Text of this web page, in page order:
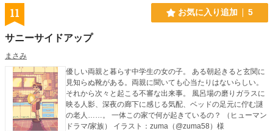
11 お気に入り追加 5
サニーサイドアップ
まさみ
優しい両親と暮らす中学生の女の子。 ある朝起きると玄関に
見知らぬ靴がある。両親に聞いても心当たりはないらしい。
それから次々と起こる不審な出来事。 風呂場の磨りガラスに
映る人影、深夜の廊下に感じる気配、ベッドの足元に佇む謎
の老人……。 一体この家で何が起きているの？ （ヒューマン
ドラマ/家族） イラスト：zuma（@zuma58）様